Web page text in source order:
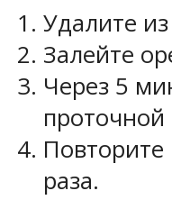
Удалите
Залейте
Через 5
проточной
раза.